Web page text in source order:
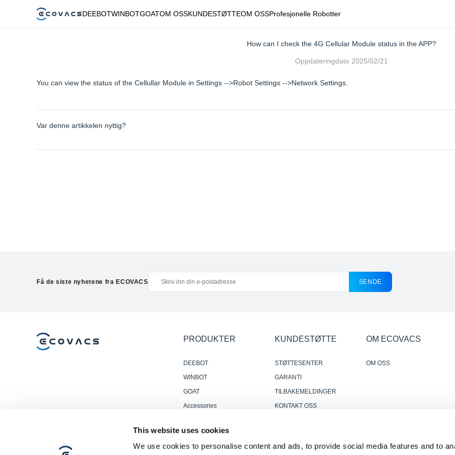
This website uses cookies
We use cookies to personalise content and ads, to provide social media features and to
DEEBOTWINBOTGOATOM OSSKUNDESTØTTEOM OSSProfesjonelle Robotter
How can I check the 4G Cellular Module status in the APP?
Oppdateringdato 2025/02/21
You can view the status of the Cellullar Module in Settings -->Robot Settings -->Network Settings.
Var denne artikkelen nyttig?
Få de siste nyhetene fra ECOVACS SENDE
PRODUKTER
DEEBOT
WINBOT
GOAT
Accessories
Gulvvaskroboter
KUNDESTØTTE
STØTTESENTER
GARANTI
TILBAKEMELDINGER
KONTAKT OSS
ANMELDELSER
OM ECOVACS
OM OSS